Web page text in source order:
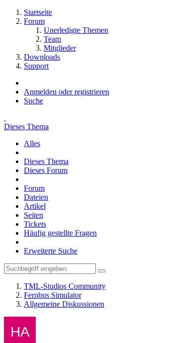
Startseite
Forum
Unerledigte Themen
Team
Mitglieder
Downloads
Support
Anmelden oder registrieren
Suche
Dieses Thema
Alles
Dieses Thema
Dieses Forum
Forum
Dateien
Artikel
Seiten
Tickets
Häufig gestellte Fragen
Erweiterte Suche
TML-Studios Community
Fernbus Simulator
Allgemeine Diskussionen